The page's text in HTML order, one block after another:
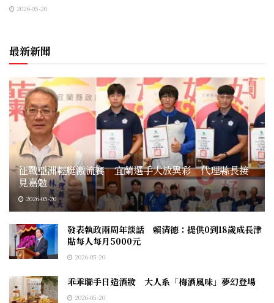
2026-05-20
最新新聞
征戰亞洲輕艇激流賽 宜蘭選手大放異彩 代理縣長接
見嘉勉
2026-05-20
發表執政兩周年談話 賴清德：提供0到18歲成長津
貼每人每月5000元
2026-05-20
乖乖聯手日造酒妝 大人系「梅酒風味」夢幻登場
2026-05-20